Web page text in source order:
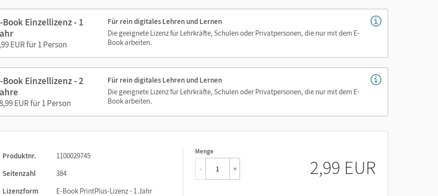
App
auf unserer Lehr- und Lernplattform lernen.cornelsen.de
Book Einzellizenz - 1
EUR für 1 Person
Für rein digitales Lehren und Lernen
Die geeignete Lizenz für Lehrkräfte, Schulen oder Privatpersonen, die nur mit dem E-
Book arbeiten.
Book Einzellizenz - 2
EUR für 1 Person
Für rein digitales Lehren und Lernen
Die geeignete Lizenz für Lehrkräfte, Schulen oder Privatpersonen, die nur mit dem E-
Book arbeiten.
Produktnr.
1100029745
Seitenzahl
384
Lizenzform
E-Book PrintPlus-Lizenz - 1 Jahr
Menge
1
- + 2,99 EUR